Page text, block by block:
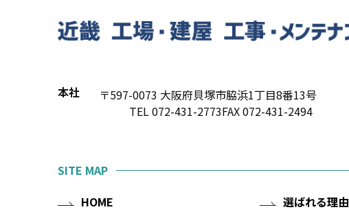
本社
〒597-0073 大阪府貝塚市脇浜1丁目8番13号
TEL 072-431-2773FAX 072-431-2494
SITE MAP
HOME
選ばれる理由